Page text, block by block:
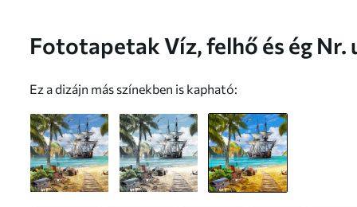
Fototapetak Víz, felhő és ég Nr.
Ez a dizájn más színekben is kapható: